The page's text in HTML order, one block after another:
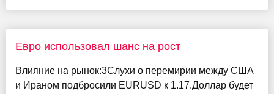
Евро использовал шанс на рост
Влияние на рынок:3Слухи о перемирии между США
и Ираном подбросили EURUSD к 1.17.Доллар будет